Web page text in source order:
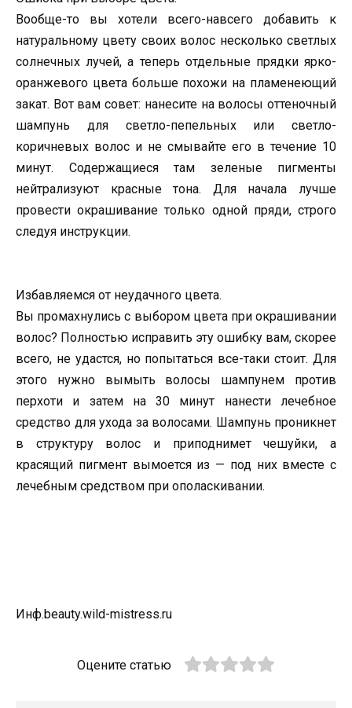
Вообще-то вы хотели всего-навсего добавить к
натуральному цвету своих волос несколько светлых
солнечных лучей, а теперь отдельные прядки ярко-
оранжевого цвета больше похожи на пламенеющий
закат. Вот вам совет: нанесите на волосы оттеночный
шампунь для светло-пепельных или светло-
коричневых волос и не смывайте его в течение 10
минут. Содержащиеся там зеленые пигменты
нейтрализуют красные тона. Для начала лучше
провести окрашивание только одной пряди, строго
следуя инструкции.
Избавляемся от неудачного цвета.
Вы промахнулись с выбором цвета при окрашивании
волос? Полностью исправить эту ошибку вам, скорее
всего, не удастся, но попытаться все-таки стоит. Для
этого нужно вымыть волосы шампунем против
перхоти и затем на 30 минут нанести лечебное
средство для ухода за волосами. Шампунь проникнет
в структуру волос и приподнимет чешуйки, а
красящий пигмент вымоется из — под них вместе с
лечебным средством при ополаскивании.
Инф.beauty.wild-mistress.ru
Оцените статью